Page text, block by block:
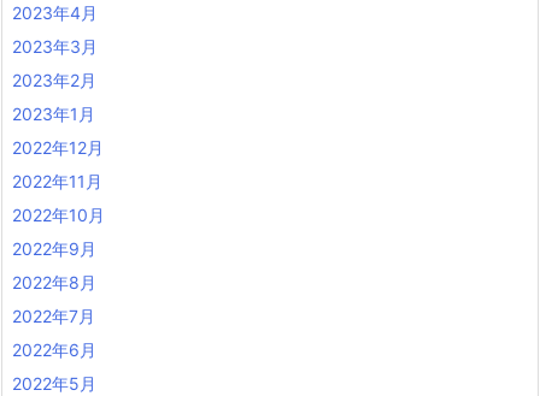
2023年4月
2023年3月
2023年2月
2023年1月
2022年12月
2022年11月
2022年10月
2022年9月
2022年8月
2022年7月
2022年6月
2022年5月